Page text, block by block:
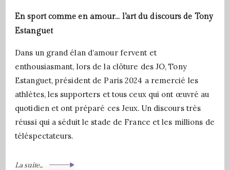
En sport comme en amour… l’art du discours de Tony
Estanguet
Dans un grand élan d’amour fervent et
enthousiasmant, lors de la clôture des JO, Tony
Estanguet, président de Paris 2024 a remercié les
athlètes, les supporters et tous ceux qui ont œuvré au
quotidien et ont préparé ces Jeux. Un discours très
réussi qui a séduit le stade de France et les millions de
téléspectateurs.
La suite...